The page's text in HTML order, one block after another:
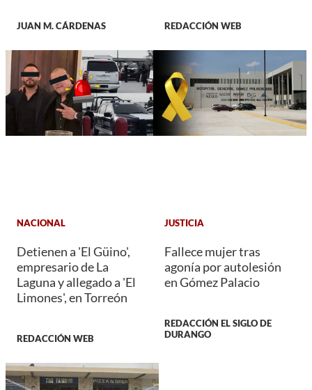
JUAN M. CÁRDENAS REDACCIÓN WEB
NACIONAL
Detienen a 'El Güino',
empresario de La
Laguna y allegado a 'El
Limones', en Torreón
REDACCIÓN WEB
JUSTICIA
Fallece mujer tras
agonía por autolesión
en Gómez Palacio
REDACCIÓN EL SIGLO DE
DURANGO